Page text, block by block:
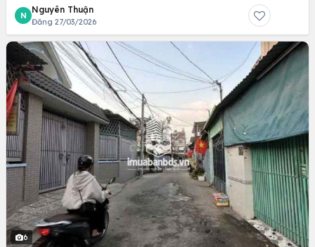
N
Nguyên Thuận
Đăng 27/03/2026
6